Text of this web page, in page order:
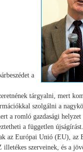
a
tárgyalni, mert
szolgálni a
a romló gazdasági
a független
az Európai Unió (EU), az
szerveinek, és a